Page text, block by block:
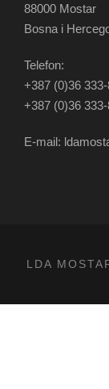
88000 Mostar
Bosna i
Telefon:
+387 (0)36
+387 (0)36 333-
E-mail:
LDA